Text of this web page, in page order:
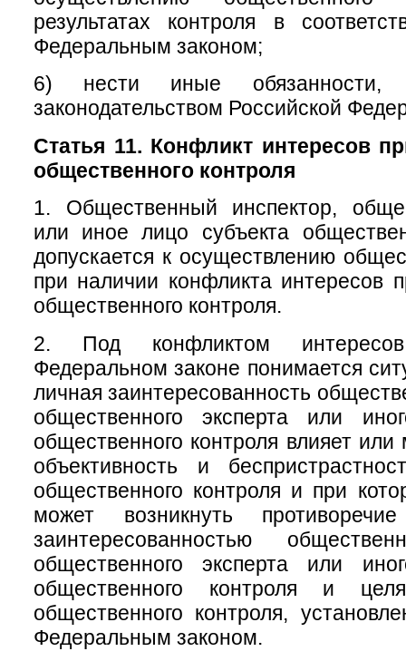
результатах контроля в
Федеральным законом;
6) нести иные обязанности,
законодательством Российской
Статья 11. Конфликт интересов
общественного контроля
1. Общественный инспектор,
или иное лицо субъекта
допускается к осуществлению
при наличии конфликта интересов
общественного контроля.
2. Под конфликтом
Федеральном законе понимается
личная заинтересованность
общественного эксперта или
общественного контроля влияет
объективность и
общественного контроля и при
может возникнуть
заинтересованностью
общественного эксперта или
общественного контроля и
общественного контроля,
Федеральным законом.